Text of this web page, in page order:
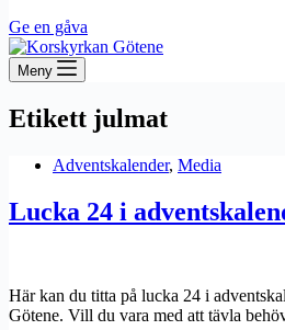
Ge en gåva
Meny
Etikett julmat
Adventskalender, Media
Lucka 24 i
Här kan du titta på lucka 24 i
Götene. Vill du vara med att tävla